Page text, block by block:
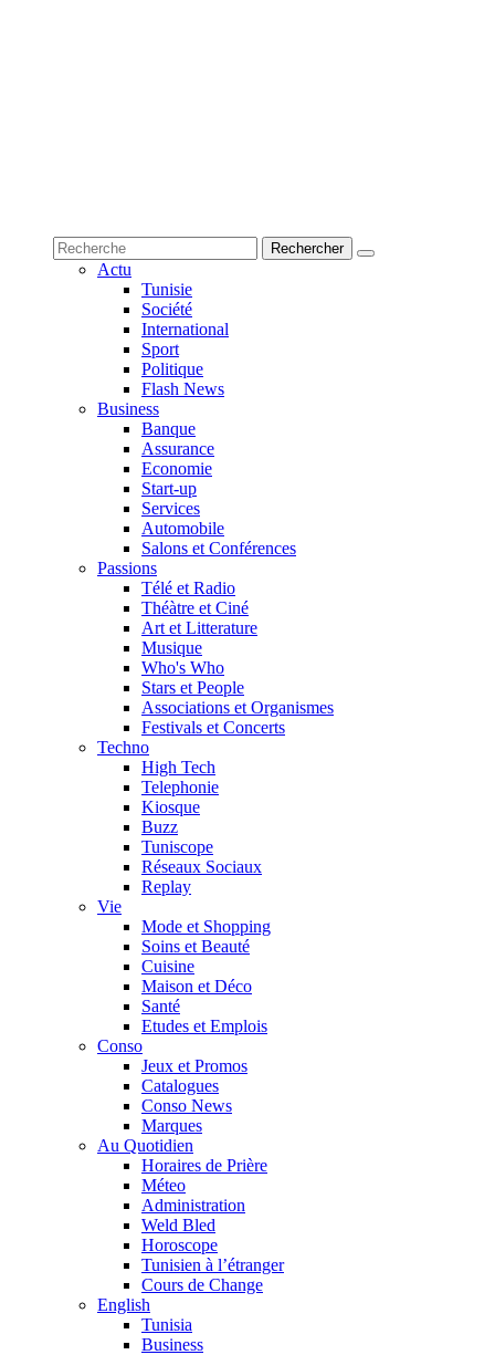
Actu
Tunisie
Société
International
Sport
Politique
Flash News
Business
Banque
Assurance
Economie
Start-up
Services
Automobile
Salons et Conférences
Passions
Télé et Radio
Théàtre et Ciné
Art et Litterature
Musique
Who's Who
Stars et People
Associations et Organismes
Festivals et Concerts
Techno
High Tech
Telephonie
Kiosque
Buzz
Tuniscope
Réseaux Sociaux
Replay
Vie
Mode et Shopping
Soins et Beauté
Cuisine
Maison et Déco
Santé
Etudes et Emplois
Conso
Jeux et Promos
Catalogues
Conso News
Marques
Au Quotidien
Horaires de Prière
Méteo
Administration
Weld Bled
Horoscope
Tunisien à l’étranger
Cours de Change
English
Tunisia
Business